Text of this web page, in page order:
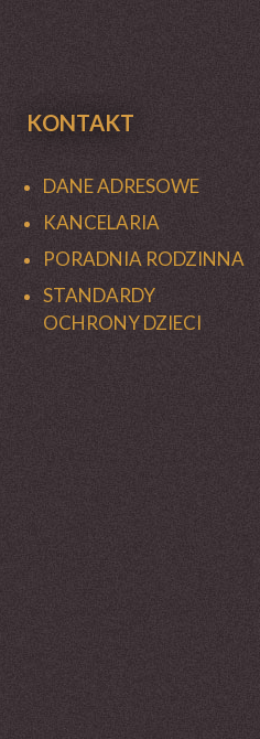
KONTAKT
DANE ADRESOWE
KANCELARIA
PORADNIA RODZINNA
STANDARDY
OCHRONY DZIECI